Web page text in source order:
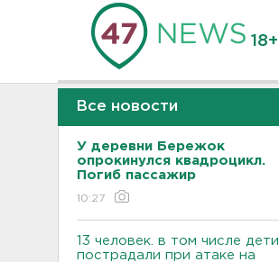
18+
Все новости
У деревни Бережок
опрокинулся квадроцикл.
Погиб пассажир
10:27
13 человек. в том числе дети,
пострадали при атаке на